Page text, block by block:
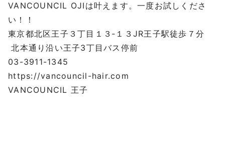
VANCOUNCIL OJIは叶えます。一度お試しくださ
い！！
東京都北区王子３丁目１３‐１３JR王子駅徒歩７分
北本通り沿い王子3丁目バス停前
03-3911-1345
https://vancouncil-hair.com
VANCOUNCIL 王子